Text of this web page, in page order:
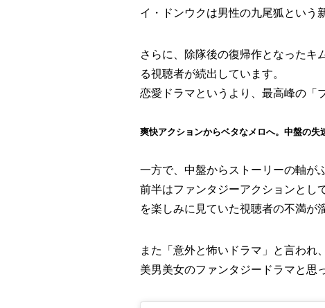
イ・ドンウクは男性の九尾狐という
さらに、除隊後の復帰作となったキ
る視聴者が続出しています。
恋愛ドラマというより、最高峰の「
爽快アクションからベタなメロへ。中盤の失
一方で、中盤からストーリーの軸が
前半はファンタジーアクションとし
を楽しみに見ていた視聴者の不満が
また「意外と怖いドラマ」と言われ
美男美女のファンタジードラマと思